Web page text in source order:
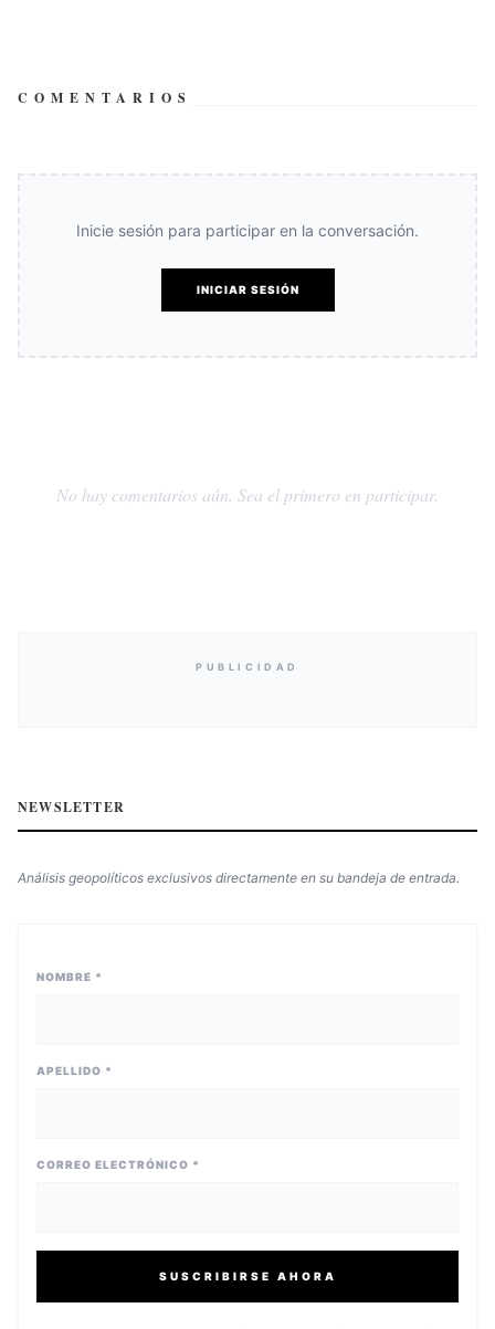
COMENTARIOS
Inicie sesión para participar en la conversación.
INICIAR SESIÓN
No hay comentarios aún. Sea el primero en participar.
PUBLICIDAD
NEWSLETTER
Análisis geopolíticos exclusivos directamente en su bandeja de entrada.
NOMBRE *
APELLIDO *
CORREO ELECTRÓNICO *
SUSCRIBIRSE AHORA